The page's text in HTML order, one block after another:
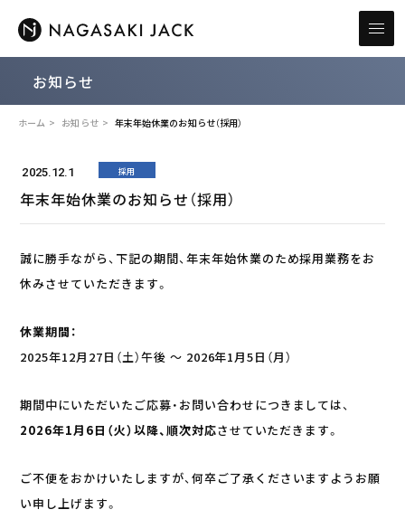
お知らせ
ホーム お知らせ 年末年始休業のお知らせ（採用）
2025.12.1 採用
年末年始休業のお知らせ（採用）
誠に勝手ながら、下記の期間、年末年始休業のため採用業務をお
休みさせていただきます。
休業期間：
2025年12月27日（土）午後 ～ 2026年1月5日（月）
期間中にいただいたご応募・お問い合わせにつきましては、
2026年1月6日（火）以降、順次対応させていただきます。
ご不便をおかけいたしますが、何卒ご了承くださいますようお願
い申し上げます。